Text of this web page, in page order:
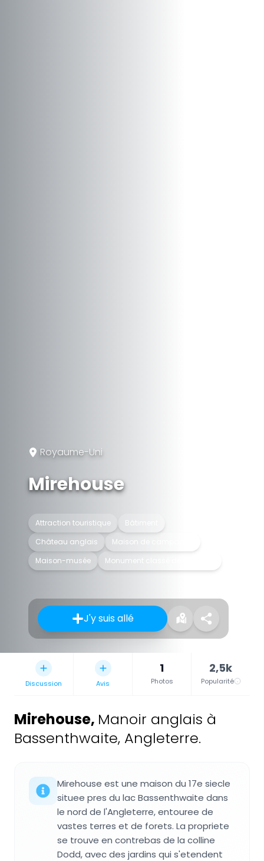
Royaume-Uni
Mirehouse
Attraction touristique
Bâtiment
Château anglais
Maison de campagne
Maison-musée
Monument classé de Grade II*
J'y suis allé
Discussion Avis
1
Photos
2,5k
Popularité
Mirehouse, Manoir anglais à
Bassenthwaite, Angleterre.
Mirehouse est une maison du 17e siecle
situee pres du lac Bassenthwaite dans
le nord de l'Angleterre, entouree de
vastes terres et de forets. La propriete
se trouve en contrebas de la colline
Dodd, avec des jardins qui s'etendent